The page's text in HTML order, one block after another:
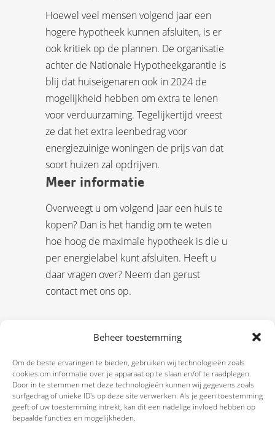
Beheer toestemming
Om de beste ervaringen te bieden, gebruiken wij technologieën zoals
cookies om informatie over je apparaat op te slaan en/of te raadplegen.
Door in te stemmen met deze technologieën kunnen wij gegevens zoals
surfgedrag of unieke ID's op deze site verwerken. Als je geen toestemming
geeft of uw toestemming intrekt, kan dit een nadelige invloed hebben op
bepaalde functies en mogelijkheden.
Hoewel veel mensen volgend jaar een
hogere hypotheek kunnen afsluiten, is er
ook kritiek op de plannen. De organisatie
achter de Nationale Hypotheekgarantie is
blij dat huiseigenaren ook in 2024 de
mogelijkheid hebben om extra te lenen
voor verduurzaming. Tegelijkertijd vreest
ze dat het extra leenbedrag voor
energiezuinige woningen de prijs van dat
soort huizen zal opdrijven.
Meer informatie
Overweegt u om volgend jaar een huis te
kopen? Dan is het handig om te weten
hoe hoog de maximale hypotheek is die u
per energielabel kunt afsluiten. Heeft u
daar vragen over? Neem dan gerust
contact met ons op.